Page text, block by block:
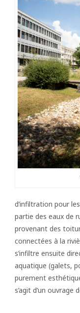
d’infiltration pour
partie des eaux de
provenant des
connectées à la
s’infiltre ensuite
aquatique (galets,
purement
s’agit d’un ouvrage